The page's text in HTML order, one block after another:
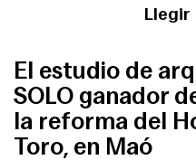
Llegir
El estudio de
SOLO ganador
la reforma del
Toro, en Maó